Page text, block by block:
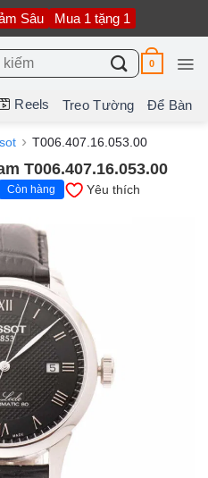
Sâu Mua 1 tặng 1
0
Reels Treo Tường Để Bàn
T006.407.16.053.00
T006.407.16.053.00
Còn hàng Yêu thích